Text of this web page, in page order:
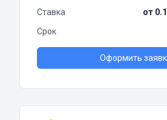
Ставка
от
Срок
Оформить